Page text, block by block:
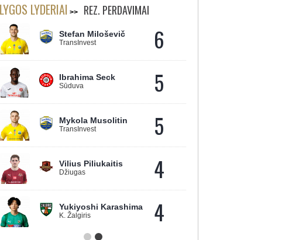
LYGOS LYDERIAI REZ. PERDAVIMAI
Stefan Miloševič
TransInvest 6
Ibrahima Seck
Sūduva 5
Mykola Musolitin
TransInvest 5
Vilius Piliukaitis
Džiugas 4
Yukiyoshi Karashima
K. Žalgiris 4